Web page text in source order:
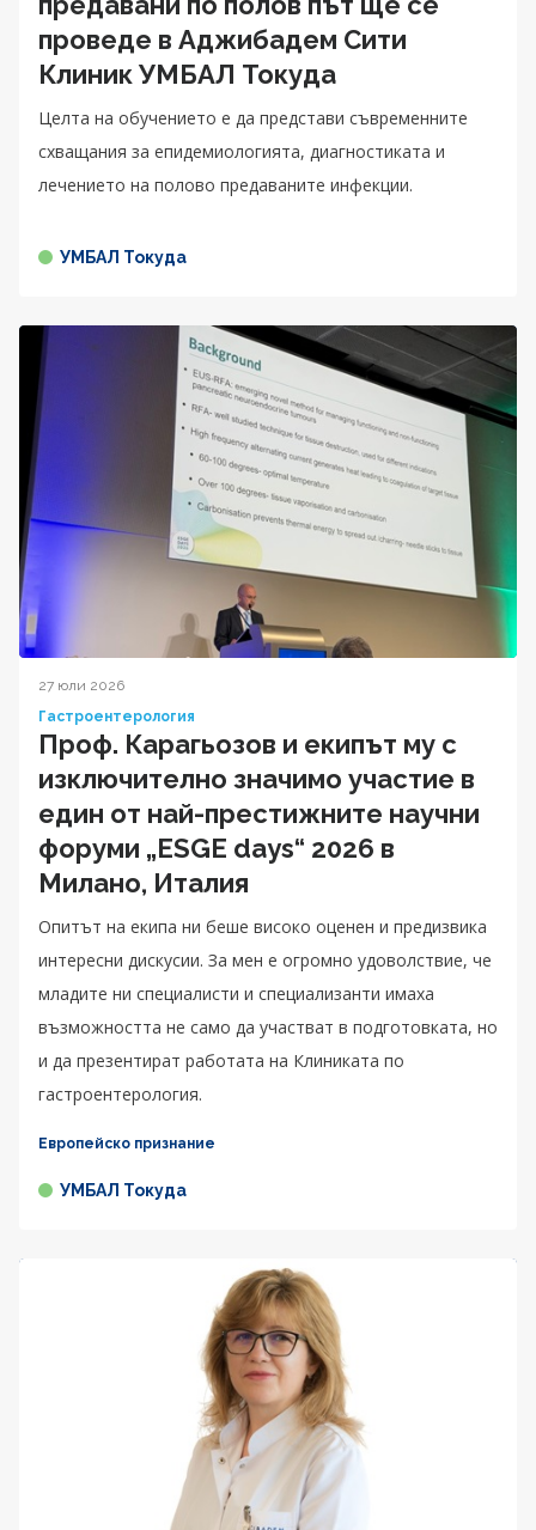
проведе в Аджибадем Сити
Клиник УМБАЛ Токуда
Целта на обучението е да представи съвременните
схващания за епидемиологията, диагностиката и
лечението на полово предаваните инфекции.
УМБАЛ Токуда
27 юли 2026
Гастроентерология
Проф. Карагьозов и екипът му с
изключително значимо участие в
един от най-престижните научни
форуми „ESGE days“ 2026 в
Милано, Италия
Опитът на екипа ни беше високо оценен и предизвика
интересни дискусии. За мен е огромно удоволствие, че
младите ни специалисти и специализанти имаха
възможността не само да участват в подготовката, но
и да презентират работата на Клиниката по
гастроентерология.
Европейско признание
УМБАЛ Токуда